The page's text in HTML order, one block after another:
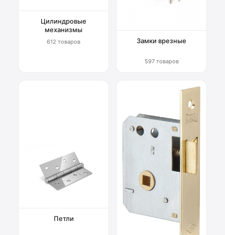
Цилиндровые
механизмы
612 товаров Замки врезные
597 товаров
Петли